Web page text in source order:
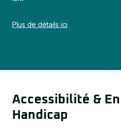
Plus de détails ici
Accessibilité &
Handicap